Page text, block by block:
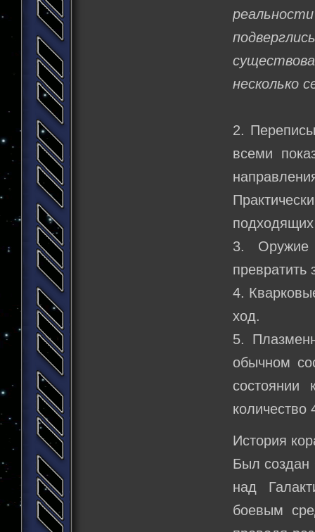
несколько
2.
всеми
3. Оружие
превратить
4.
ход.
5.
обычном
состоянии
История
Был создан
над
боевым